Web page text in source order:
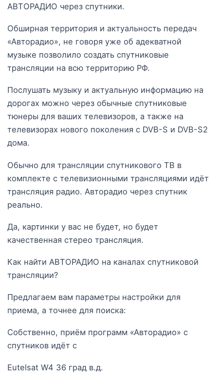
АВТОРАДИО через спутники.
Обширная территория и актуальность передач
«Авторадио», не говоря уже об адекватной
музыке позволило создать спутниковые
трансляции на всю территорию РФ.
Послушать музыку и актуальную информацию на
дорогах можно через обычные спутниковые
тюнеры для ваших телевизоров, а также на
телевизорах нового поколения с DVB-S и DVB-S2
дома.
Обычно для трансляции спутникового ТВ в
комплекте с телевизионными трансляциями идёт
трансляция радио. Авторадио через спутник
реально.
Да, картинки у вас не будет, но будет
качественная стерео трансляция.
Как найти АВТОРАДИО на каналах спутниковой
трансляции?
Предлагаем вам параметры настройки для
приема, а точнее для поиска:
Собственно, приём программ «Авторадио» с
спутников идёт с
Eutelsat W4 36 град в.д.